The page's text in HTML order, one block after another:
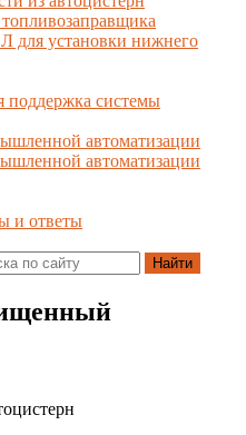
установки нижнего
поддержка системы
автоматизации
автоматизации
и ответы